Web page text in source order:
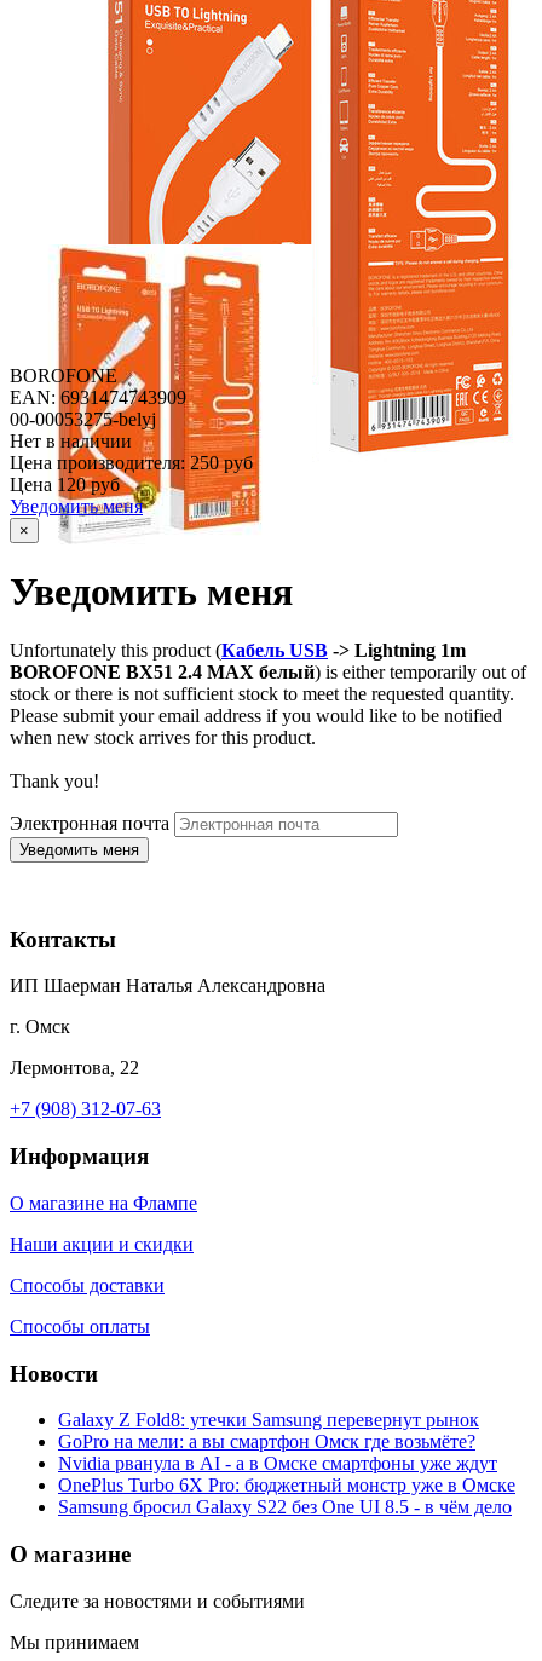
BOROFONE
EAN: 6931474743909
00-00053275-belyj
Нет в наличии
Цена производителя:250 руб
Цена 120 руб
Уведомить меня
×
Уведомить меня
Unfortunately this product (Кабель USB -> Lightning 1m
BOROFONE BX51 2.4 MAX белый) is either temporarily out of
stock or there is not sufficient stock to meet the requested quantity.
Please submit your email address if you would like to be notified
when new stock arrives for this product.
Thank you!
Электронная почта
Контакты
ИП Шаерман Наталья Александровна
г. Омск
Лермонтова, 22
+7 (908) 312-07-63
Информация
О магазине на Флампе
Наши акции и скидки
Способы доставки
Способы оплаты
Новости
Galaxy Z Fold8: утечки Samsung перевернут рынок
GoPro на мели: а вы смартфон Омск где возьмёте?
Nvidia рванула в AI - а в Омске смартфоны уже ждут
OnePlus Turbo 6X Pro: бюджетный монстр уже в Омске
Samsung бросил Galaxy S22 без One UI 8.5 - в чём дело
О магазине
Следите за новостями и событиями
Мы принимаем